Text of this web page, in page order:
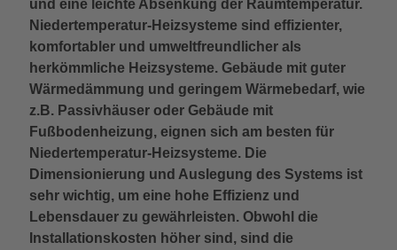
und eine leichte Absenkung der Raumtemperatur.
Niedertemperatur-Heizsysteme sind effizienter,
komfortabler und umweltfreundlicher als
herkömmliche Heizsysteme. Gebäude mit guter
Wärmedämmung und geringem Wärmebedarf, wie
z.B. Passivhäuser oder Gebäude mit
Fußbodenheizung, eignen sich am besten für
Niedertemperatur-Heizsysteme. Die
Dimensionierung und Auslegung des Systems ist
sehr wichtig, um eine hohe Effizienz und
Lebensdauer zu gewährleisten. Obwohl die
Installationskosten höher sind, sind die